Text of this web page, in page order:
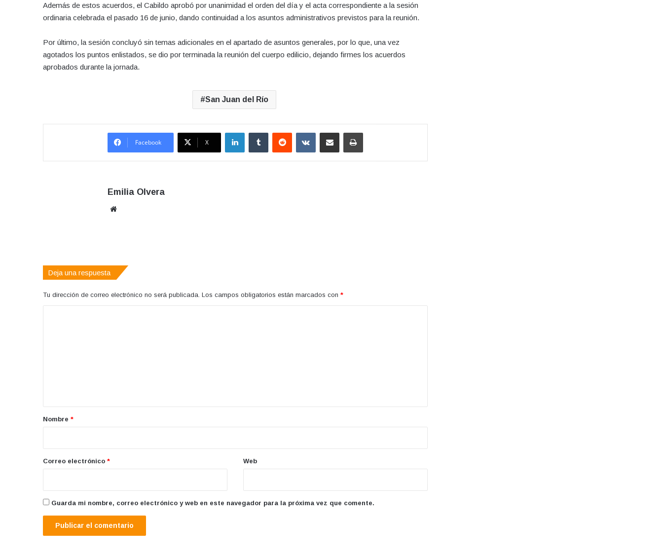
Además de estos acuerdos, el Cabildo aprobó por unanimidad el orden del día y el acta correspondiente a la sesión
ordinaria celebrada el pasado 16 de junio, dando continuidad a los asuntos administrativos previstos para la reunión.
Por último, la sesión concluyó sin temas adicionales en el apartado de asuntos generales, por lo que, una vez
agotados los puntos enlistados, se dio por terminada la reunión del cuerpo edilicio, dejando firmes los acuerdos
aprobados durante la jornada.
San Juan del Río
Facebook X
LinkedInTumblr Reddit VKontakteCompartir por correo electrónicoImprimir
Emilia Olvera
Deja una respuesta
Tu dirección de correo electrónico no será publicada. Los campos obligatorios están marcados con *
r
*
Nombre *
Correo electrónico * Web
Guarda mi nombre, correo electrónico y web en este navegador para la próxima vez que comente.